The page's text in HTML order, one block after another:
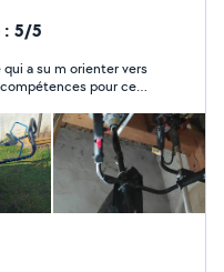
: 5/5
a su m orienter vers
pour ce